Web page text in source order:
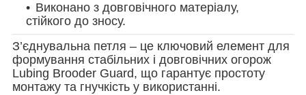
Виконано з довговічного матеріалу,
стійкого до зносу.
З’єднувальна петля – це ключовий елемент для
формування стабільних і довговічних огорож
Lubing Brooder Guard, що гарантує простоту
монтажу та гнучкість у використанні.